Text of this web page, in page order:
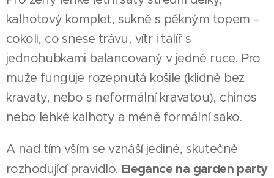
kalhotový komplet, sukně s pěkným topem –
cokoli, co snese trávu, vítr i talíř s
jednohubkami balancovaný v jedné ruce. Pro
muže funguje rozepnutá košile (klidně bez
kravaty, nebo s neformální kravatou), chinos
nebo lehké kalhoty a méně formální sako.
A nad tím vším se vznáší jediné, skutečně
rozhodující pravidlo. Elegance na garden party